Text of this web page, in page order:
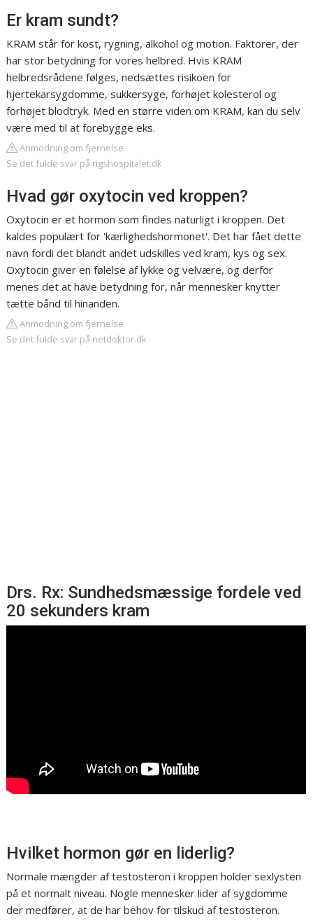
Er kram sundt?
KRAM står for kost, rygning, alkohol og motion. Faktorer, der
har stor betydning for vores helbred. Hvis KRAM
helbredsrådene følges, nedsættes risikoen for
hjertekarsygdomme, sukkersyge, forhøjet kolesterol og
forhøjet blodtryk. Med en større viden om KRAM, kan du selv
være med til at forebygge eks.
Anmodning om fjernelse
Se det fulde svar på rigshospitalet.dk
Hvad gør oxytocin ved kroppen?
Oxytocin er et hormon som findes naturligt i kroppen. Det
kaldes populært for 'kærlighedshormonet'. Det har fået dette
navn fordi det blandt andet udskilles ved kram, kys og sex.
Oxytocin giver en følelse af lykke og velvære, og derfor
menes det at have betydning for, når mennesker knytter
tætte bånd til hinanden.
Anmodning om fjernelse
Se det fulde svar på netdoktor.dk
Drs. Rx: Sundhedsmæssige fordele ved
20 sekunders kram
Hvilket hormon gør en liderlig?
Normale mængder af testosteron i kroppen holder sexlysten
på et normalt niveau. Nogle mennesker lider af sygdomme
der medfører, at de har behov for tilskud af testosteron.